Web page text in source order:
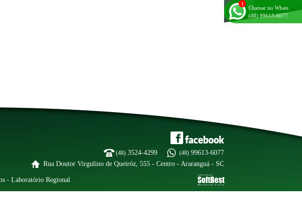
Chamar no Whats
(48) 99613-6077
(48) 3524-4299 (48) 99613-6077
Rua Doutor Virgulino de Queiróz, 555 - Centro - Araranguá - SC
- Laboratório Regional